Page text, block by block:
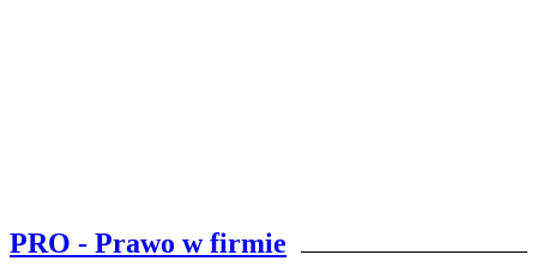
PRO - Prawo w firmie